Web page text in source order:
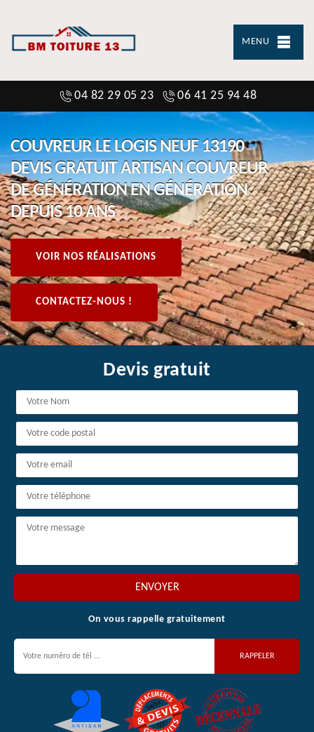
MENU
04 82 29 05 23 06 41 25 94 48
COUVREUR LE LOGIS NEUF 13190
DEVIS GRATUIT ARTISAN COUVREUR
DE GÉNÉRATION EN GÉNÉRATION
DEPUIS 10 ANS
VOIR NOS RÉALISATIONS
CONTACTEZ-NOUS !
Devis gratuit
On vous rappelle gratuitement